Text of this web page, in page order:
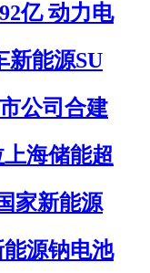
亿 动力电
新能源SU
公司合建
海储能超
家新能源
源钠电池